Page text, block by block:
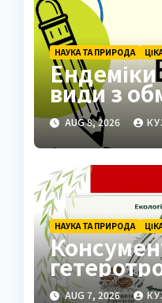
НАУКА ТА ПРИРОДА
Ендеміки
види з
ареалом
AUG 8, 2026
НАУКА ТА ПРИРОДА
AUG 7, 2026